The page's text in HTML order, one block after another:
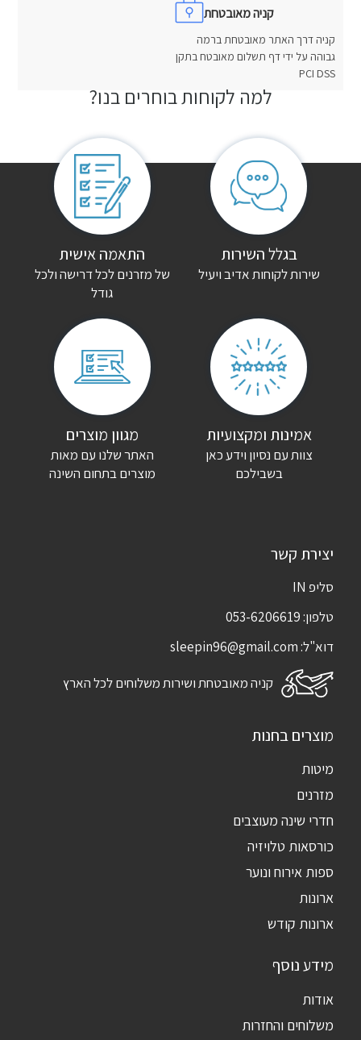
קניה מאובטחת
קניה דרך האתר מאובטחת ברמה
גבוהה על ידי דף תשלום מאובטח בתקן
PCI DSS
אין עדיין חוות דעת.
היה הראשון לכתוב סקירה “ארון פתיחה דניאל”
האימייל לא יוצג באתר.
שדות החובה מסומנים
שמור בדפדפן זה את השם, האימייל והאתר שלי לפעם הבאה שאגיב.
למה לקוחות בוחרים בנו?
בגלל השירות
שירות לקוחות אדיב ויעיל
התאמה אישית
של מזרנים לכל דרישה ולכל
גודל
אמינות ומקצועיות
צוות עם נסיון וידע כאן
בשבילכם
מגוון מוצרים
האתר שלנו עם מאות
מוצרים בתחום השינה
יצירת קשר
סליפ IN
טלפון:053-6206619
דוא"ל:sleepin96@gmail.com
קניה מאובטחת ושירות משלוחים לכל הארץ
מוצרים בחנות
מיטות
מזרנים
חדרי שינה מעוצבים
כורסאות טלויזיה
ספות אירוח ונוער
ארונות
ארונות קודש
מידע נוסף
אודות
משלוחים והחזרות